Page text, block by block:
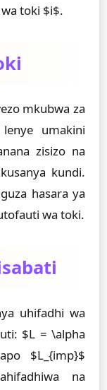
toki $i$.
mkubwa za
umakini
zisizo na
kundi.
hasara ya
wa toki.
uhifadhi wa
$L = \alpha
$L_{imp}$
na